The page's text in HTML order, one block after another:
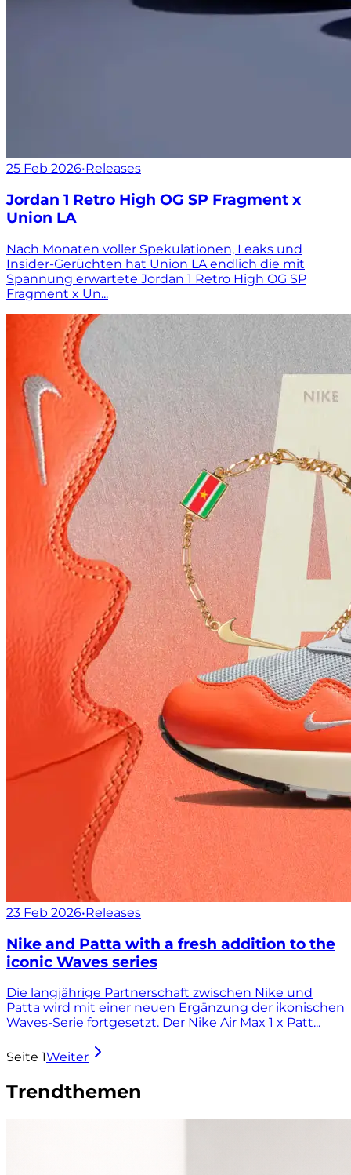
25 Feb 2026•Releases
Jordan 1 Retro High OG SP Fragment x
Union LA
Nach Monaten voller Spekulationen, Leaks und
Insider-Gerüchten hat Union LA endlich die mit
Spannung erwartete Jordan 1 Retro High OG SP
Fragment x Un...
23 Feb 2026•Releases
Nike and Patta with a fresh addition to the
iconic Waves series
Die langjährige Partnerschaft zwischen Nike und
Patta wird mit einer neuen Ergänzung der ikonischen
Waves-Serie fortgesetzt. Der Nike Air Max 1 x Patt...
Seite 1Weiter
Trendthemen